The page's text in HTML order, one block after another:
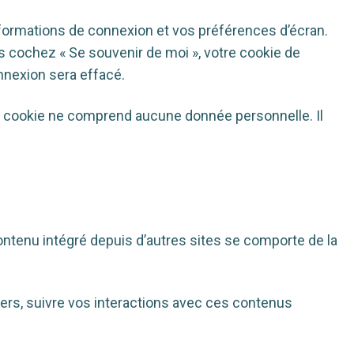
de connexion et vos préférences d’écran.
cochez « Se souvenir de moi », votre cookie de
sera effacé.
ne comprend aucune donnée personnelle. Il
intégré depuis d’autres sites se comporte de la
suivre vos interactions avec ces contenus